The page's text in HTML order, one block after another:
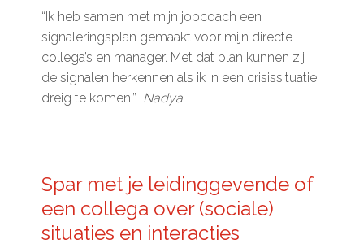
“Ik heb samen met mijn jobcoach een
signaleringsplan gemaakt voor mijn directe
collega’s en manager. Met dat plan kunnen zij
de signalen herkennen als ik in een crisissituatie
dreig te komen.” Nadya
Spar met je leidinggevende of
een collega over (sociale)
situaties en interacties